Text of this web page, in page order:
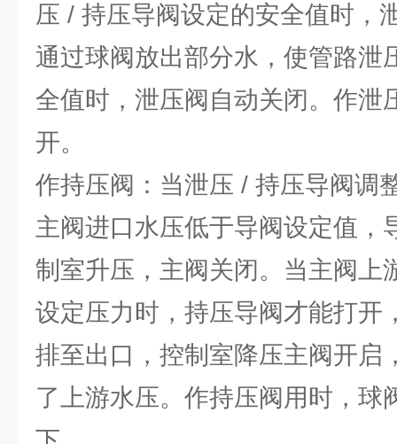
压 / 持压导阀设定的安全值时，
通过球阀放出部分水，使管路泄
全值时，泄压阀自动关闭。作泄
开。
作持压阀：当泄压 / 持压导阀调
主阀进口水压低于导阀设定值，
制室升压，主阀关闭。当主阀上
设定压力时，持压导阀才能打开
排至出口，控制室降压主阀开启
了上游水压。作持压阀用时，球